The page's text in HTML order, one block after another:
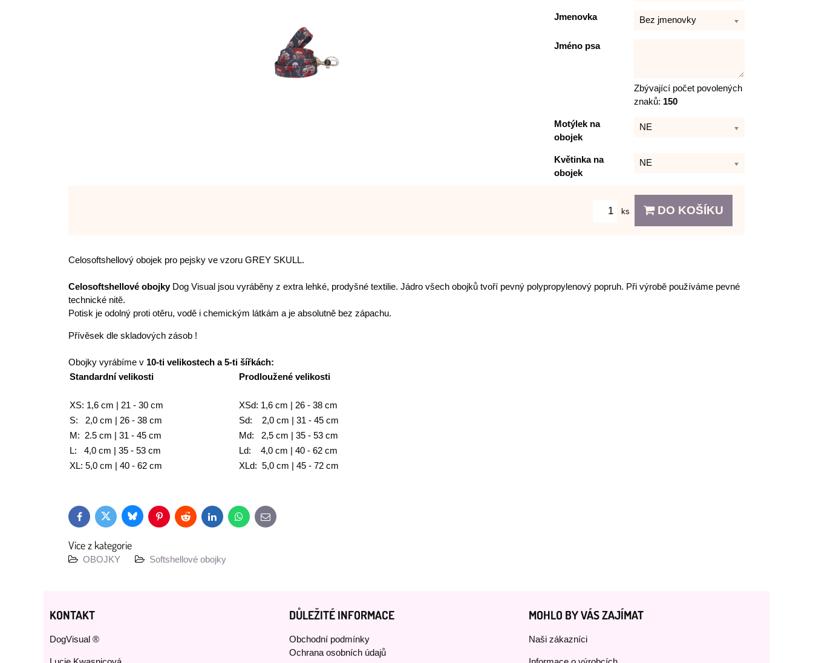
Jmenovka Bez jmenovky
Jméno psa
Zbývající počet povolených
znaků: 150
Motýlek na
obojek
NE
Květinka na
obojek
NE
ks DO KOŠÍKU
Celosoftshellový obojek pro pejsky ve vzoru GREY SKULL.
Celosoftshellové obojky Dog Visual jsou vyráběny z extra lehké, prodyšné textilie. Jádro všech obojků tvoří pevný polypropylenový popruh. Při výrobě používáme pevné
technické nitě.
Potisk je odolný proti otěru, vodě i chemickým látkám a je absolutně bez zápachu.
Přívěsek dle skladových zásob !
Obojky vyrábíme v 10-ti velikostech a 5-ti šířkách:
Standardní velikosti
Prodloužené velikosti
XS: 1,6 cm | 21 - 30 cm
XSd: 1,6 cm | 26 - 38 cm
S: 2,0 cm | 26 - 38 cm
Sd: 2,0 cm | 31 - 45 cm
M: 2.5 cm | 31 - 45 cm
Md: 2,5 cm | 35 - 53 cm
L: 4,0 cm | 35 - 53 cm
Ld: 4,0 cm | 40 - 62 cm
XL: 5,0 cm | 40 - 62 cm
XLd: 5,0 cm | 45 - 72 cm
FacebookTwitter BlueskyPinterestReddit LinkedInWhatsApp
E-
mail
Více z kategorie
OBOJKY Softshellové obojky
KONTAKT
DogVisual ®
DŮLEŽITÉ INFORMACE
Obchodní podmínky
Ochrana osobních údajů
MOHLO BY VÁS ZAJÍMAT
Naši zákazníci